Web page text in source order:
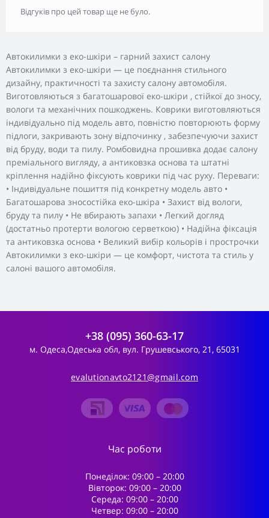
Автокилимки з еко-шкіри – гарний захист салону
Автокилимки з еко-шкіри — це поєднання стильного
дизайну, практичності та захисту салону автомобіля.
Виготовляються з багатошарової еко-шкіри , стійкої до зносу,
вологи та механічних пошкоджень. Коврики виготовляються
індивідуально під модель авто, повністю повторюють форму
підлоги, закривають зону відпочинку , забезпечуючи захист
від бруду, води та пилу. Ромбовидна прошивка додає салону
преміального вигляду, а антиковзка основа та штатні
кріплення надійно фіксують коврики під час руху. Переваги:
• Індивідуальне пошиття під конкретну модель авто •
Багатошарова зносостійка еко-шкіра • Захист від вологи,
бруду та пилу • Не вбирають запахи • Легкий догляд
(достатньо протерти вологою серветкою) • Надійна фіксація
та антиковзка основа • Великий вибір кольорів і прострочки
Автокилимки з еко-шкіри — це комфорт, чистота та стиль у
салоні вашого автомобіля.
Відгуків про цей товар ще не було.
+38 (095) 360-63-17
м. Одеса,Одеська обл, вул. Грушевського, 21, 65031
evalutionavto2121@gmail.com
Час роботи
Понеділок: 09:00 – 20:00
Вівторок: 09:00 – 20:00
Середа: 09:00 – 20:00
Четвер: 09:00 – 20:00